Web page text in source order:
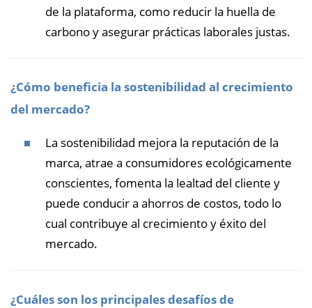
de la plataforma, como reducir la huella de
carbono y asegurar prácticas laborales justas.
¿Cómo beneficia la sostenibilidad al crecimiento
del mercado?
La sostenibilidad mejora la reputación de la
marca, atrae a consumidores ecológicamente
conscientes, fomenta la lealtad del cliente y
puede conducir a ahorros de costos, todo lo
cual contribuye al crecimiento y éxito del
mercado.
¿Cuáles son los principales desafíos de